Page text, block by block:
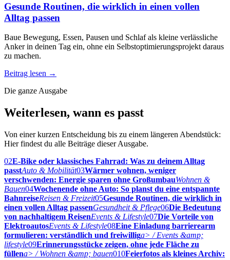
Gesunde Routinen, die wirklich in einen vollen
Alltag passen
Baue Bewegung, Essen, Pausen und Schlaf als kleine verlässliche
Anker in deinen Tag ein, ohne ein Selbstoptimierungsprojekt daraus
zu machen.
Beitrag lesen →
Die ganze Ausgabe
Weiterlesen, wann es passt
Von einer kurzen Entscheidung bis zu einem längeren Abendstück:
Hier findest du alle Beiträge dieser Ausgabe.
02E-Bike oder klassisches Fahrrad: Was zu deinem Alltag
passtAuto & Mobilität03Wärmer wohnen, weniger
verschwenden: Energie sparen ohne GroßumbauWohnen &
Bauen04Wochenende ohne Auto: So planst du eine entspannte
BahnreiseReisen & Freizeit05Gesunde Routinen, die wirklich in
einen vollen Alltag passenGesundheit & Pflege06Die Bedeutung
von nachhaltigem ReisenEvents & Lifestyle07Die Vorteile von
ElektroautosEvents & Lifestyle08Eine Einladung barrierearm
formulieren: verständlich und freiwilliga> / Events &amp;
lifestyle09Erinnerungsstücke zeigen, ohne jede Fläche zu
füllena> / Wohnen &amp; bauen010Feierfotos als kleines Archiv: